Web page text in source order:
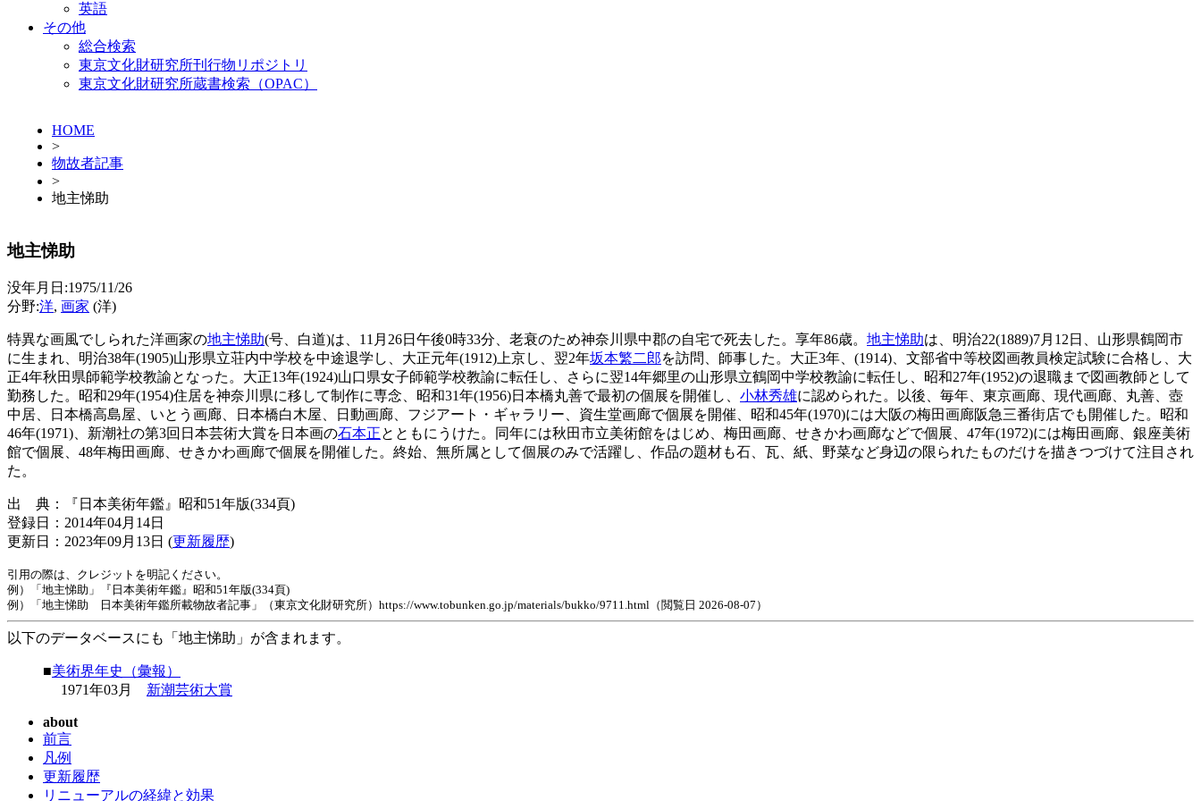
英語
その他
総合検索
東京文化財研究所刊行物リポジトリ
東京文化財研究所蔵書検索（OPAC）
HOME
>
物故者記事
>
地主悌助
地主悌助
没年月日:1975/11/26
分野:洋, 画家 (洋)
特異な画風でしられた洋画家の地主悌助(号、白道)は、11月26日午後0時33分、老衰のため神奈川県中郡の自宅で死去した。享年86歳。 地主悌助は、明治22(1889)7月12日、山形県鶴岡市
に生まれ、明治38年(1905)山形県立荘内中学校を中途退学し、大正元年(1912)上京し、翌2年坂本繁二郎を訪問、師事した。大正3年、(1914)、文部省中等校図画教員検定試験に合格し、大
正4年秋田県師範学校教諭となった。大正13年(1924)山口県女子師範学校教諭に転任し、さらに翌14年郷里の山形県立鶴岡中学校教諭に転任し、昭和27年(1952)の退職まで図画教師として
勤務した。昭和29年(1954)住居を神奈川県に移して制作に専念、昭和31年(1956)日本橋丸善で最初の個展を開催し、 小林秀雄に認められた。以後、毎年、東京画廊、現代画廊、丸善、壺
中居、日本橋高島屋、いとう画廊、日本橋白木屋、日動画廊、フジアート・ギャラリー、資生堂画廊で個展を開催、昭和45年(1970)には大阪の梅田画廊阪急三番街店でも開催した。昭和
46年(1971)、新潮社の第3回日本芸術大賞を日本画の石本正とともにうけた。同年には秋田市立美術館をはじめ、梅田画廊、せきかわ画廊などで個展、47年(1972)には梅田画廊、銀座美術
館で個展、48年梅田画廊、せきかわ画廊で個展を開催した。終始、無所属として個展のみで活躍し、作品の題材も石、瓦、紙、野菜など身辺の限られたものだけを描きつづけて注目され
た。
出 典：『日本美術年鑑』昭和51年版(334頁)
登録日：2014年04月14日
更新日：2023年09月13日 (更新履歴)
引用の際は、クレジットを明記ください。
例）「地主悌助」『日本美術年鑑』昭和51年版(334頁)
例）「地主悌助 日本美術年鑑所載物故者記事」（東京文化財研究所）https://www.tobunken.go.jp/materials/bukko/9711.html（閲覧日 2026-08-07）
以下のデータベースにも「地主悌助」が含まれます。
■美術界年史（彙報）
1971年03月 新潮芸術大賞
about
前言
凡例
更新履歴
リニューアルの経緯と効果